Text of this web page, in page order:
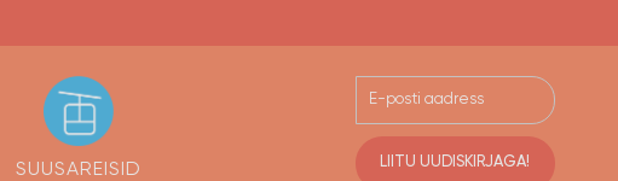
SUUSAREISID LIITU UUDISKIRJAGA!